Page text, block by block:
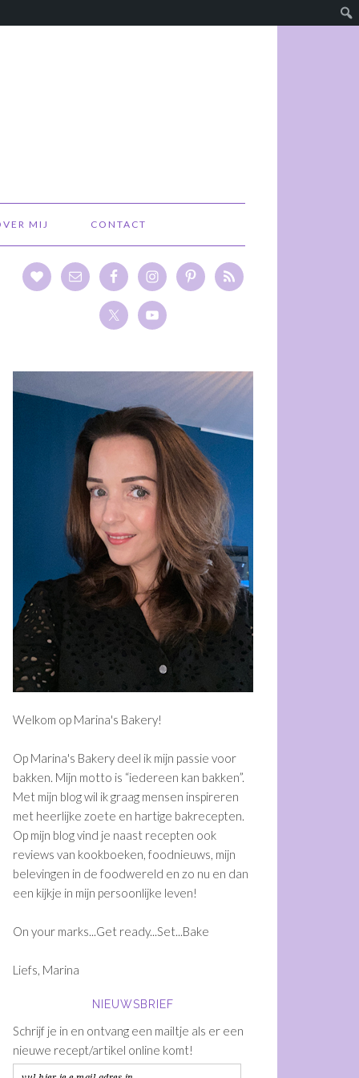
MIJ CONTACT
Welkom op Marina's Bakery!
Op Marina's Bakery deel ik mijn passie voor
bakken. Mijn motto is “iedereen kan bakken”.
Met mijn blog wil ik graag mensen inspireren
met heerlijke zoete en hartige bakrecepten.
Op mijn blog vind je naast recepten ook
reviews van kookboeken, foodnieuws, mijn
belevingen in de foodwereld en zo nu en dan
een kijkje in mijn persoonlijke leven!
On your marks...Get ready...Set...Bake
Liefs, Marina
NIEUWSBRIEF
Schrijf je in en ontvang een mailtje als er een
nieuwe recept/artikel online komt!
vul